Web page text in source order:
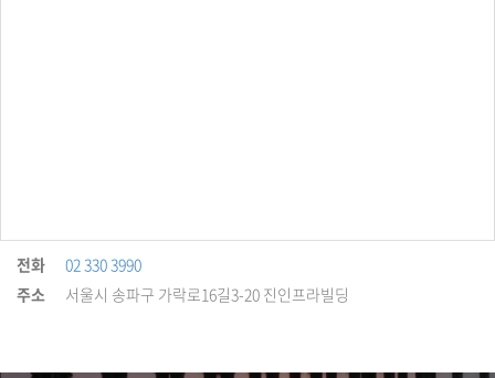
전화
02 330 3990
주소
서울시 송파구 가락로16길3-20 진인프라빌딩